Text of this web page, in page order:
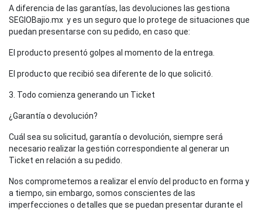
A diferencia de las garantías, las devoluciones las gestiona
SEGIOBajio.mx y es un seguro que lo protege de situaciones que
puedan presentarse con su pedido, en caso que:
El producto presentó golpes al momento de la entrega.
El producto que recibió sea diferente de lo que solicitó.
3. Todo comienza generando un Ticket
¿Garantía o devolución?
Cuál sea su solicitud, garantía o devolución, siempre será
necesario realizar la gestión correspondiente al generar un
Ticket en relación a su pedido.
Nos comprometemos a realizar el envío del producto en forma y
a tiempo, sin embargo, somos conscientes de las
imperfecciones o detalles que se puedan presentar durante el